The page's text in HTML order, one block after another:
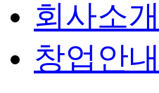
회사소개
창업안내